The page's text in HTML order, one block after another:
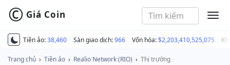
Tiền ảo:38,460 Sàn giao dịch:966 Vốn hóa:$2,203,410,525,075
© Giá Coin
Trang chủ › Tiền ảo › Realio Network (RIO) › Thị trường